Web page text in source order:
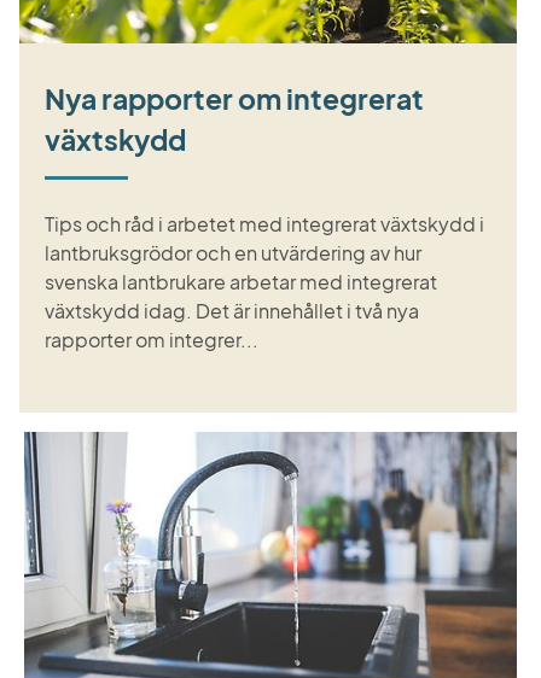
Nya rapporter om integrerat
växtskydd
Tips och råd i arbetet med integrerat växtskydd i
lantbruksgrödor och en utvärdering av hur
svenska lantbrukare arbetar med integrerat
växtskydd idag. Det är innehållet i två nya
rapporter om integrer...